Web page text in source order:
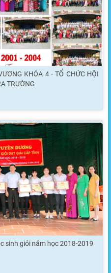
KHÓA 4 - TỔ CHỨC HỘI
TRƯỜNG
sinh giỏi năm học 2018-2019